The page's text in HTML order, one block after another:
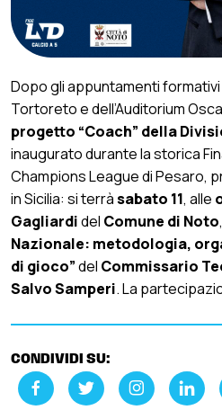
Dopo gli appuntamenti formativi
Tortoreto e dell’Auditorium
progetto “Coach” della
inaugurato durante la storica
Champions League di Pesaro,
in Sicilia: si terràsabato 11, alle
Gagliardidel Comune di Noto
Nazionale: metodologia,
di gioco”del Commissario
Salvo Samperi. La
CONDIVIDI SU: